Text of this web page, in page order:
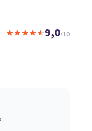
9,0/10